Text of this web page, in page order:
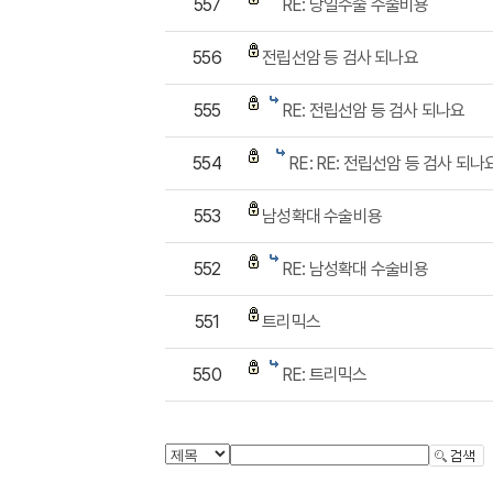
557 RE: 당일수술 수술비용
556 전립선암 등 검사 되나요
555 RE: 전립선암 등 검사 되나요
554 RE: RE: 전립선암 등 검사 되나
553 남성확대 수술비용
552 RE: 남성확대 수술비용
551 트리믹스
550 RE: 트리믹스